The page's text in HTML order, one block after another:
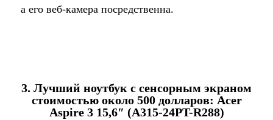
а его веб-камера посредственна.
3. Лучший ноутбук с сенсорным экраном
стоимостью около 500 долларов: Acer
Aspire 3 15,6″ (A315-24PT-R288)